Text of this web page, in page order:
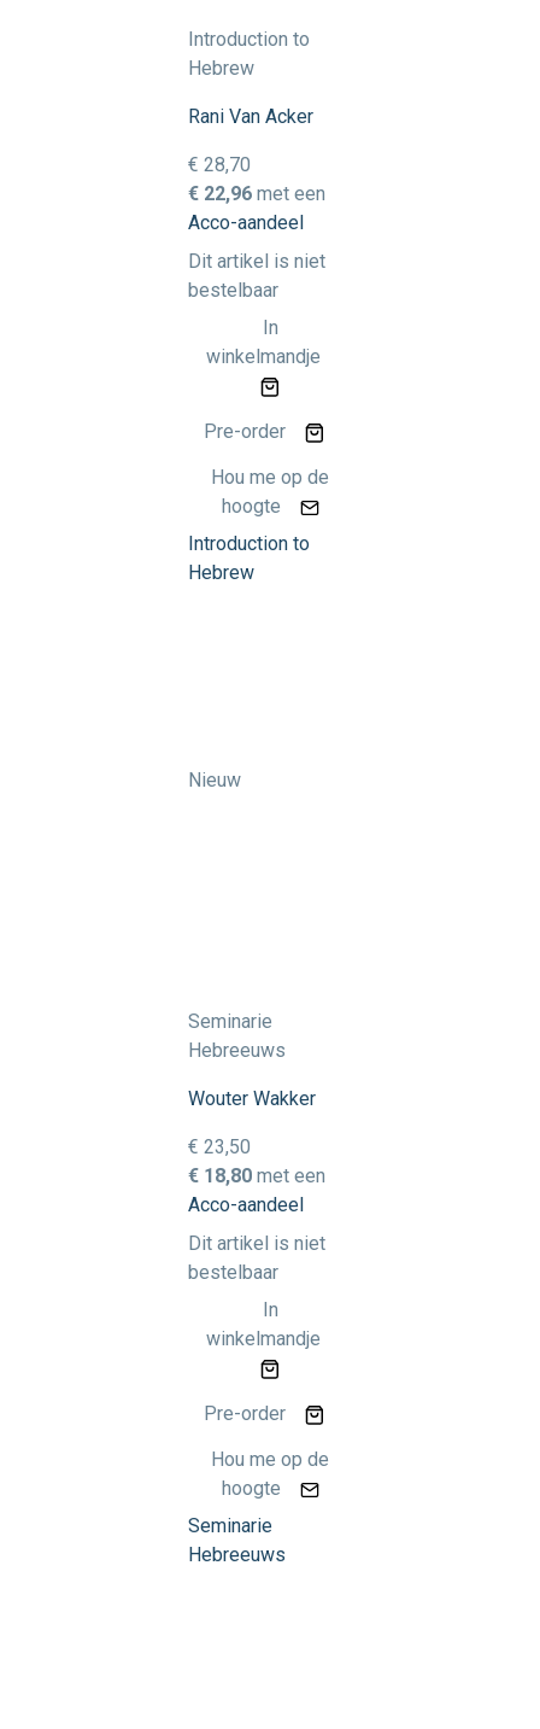
Introduction to
Hebrew
Rani Van Acker
€ 28,70
€ 22,96 met een
Acco-aandeel
Dit artikel is niet
bestelbaar
In
winkelmandje
Pre-order
Hou me op de
hoogte
Introduction to
Hebrew
Nieuw
Seminarie
Hebreeuws
Wouter Wakker
€ 23,50
€ 18,80 met een
Acco-aandeel
Dit artikel is niet
bestelbaar
In
winkelmandje
Pre-order
Hou me op de
hoogte
Seminarie
Hebreeuws